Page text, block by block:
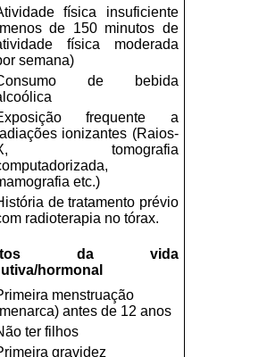
física insuficiente
de 150 minutos de
física moderada
semana)
de bebida
frequente a
ionizantes (Raios-
tomografia
etc.)
de tratamento prévio
radioterapia no tórax.
da vida
hormonal
menstruação
antes de 12 anos
ter filhos
gravidez